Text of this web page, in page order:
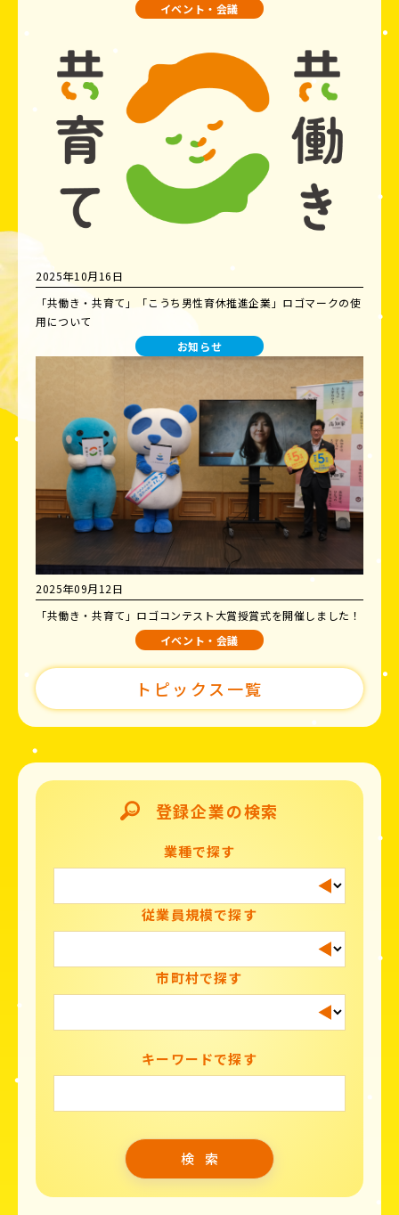
イベント・会議
2025年10月16日
「共働き・共育て」「こうち男性育休推進企業」ロゴマークの使
用について
お知らせ
2025年09月12日
「共働き・共育て」ロゴコンテスト大賞授賞式を開催しました！
イベント・会議
トピックス一覧
登録企業の検索
業種で探す
従業員規模で探す
市町村で探す
キーワードで探す